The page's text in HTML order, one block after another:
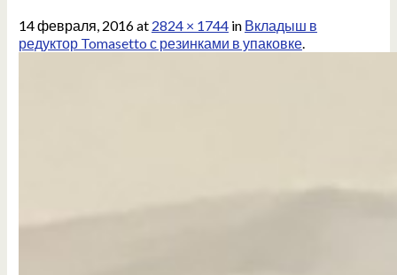
14 февраля, 2016at 2824 × 1744in Вкладыш в
редуктор Tomasetto с резинками в упаковке.